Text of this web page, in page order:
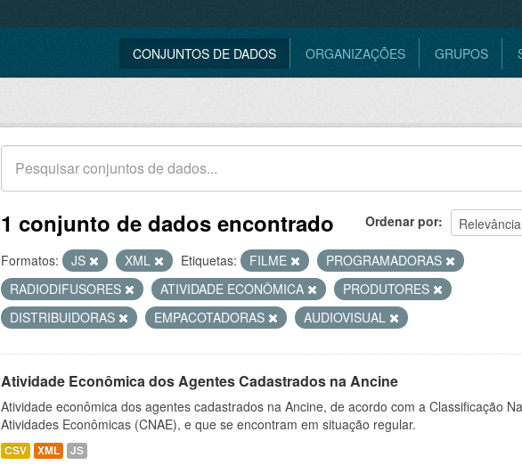
CONJUNTOS DE DADOS ORGANIZAÇÕES GRUPOS
Ordenar por
1 conjunto de dados encontrado
Formatos: JS XML Etiquetas: FILME
PROGRAMADORAS
RADIODIFUSORES
ATIVIDADE ECONÔMICA
PRODUTORES
DISTRIBUIDORAS
EMPACOTADORAS AUDIOVISUAL
Atividade Econômica dos Agentes Cadastrados na Ancine
Atividade econômica dos agentes cadastrados na Ancine, de acordo com a Classificação
Atividades Econômicas (CNAE), e que se encontram em situação regular.
CSV XML JS